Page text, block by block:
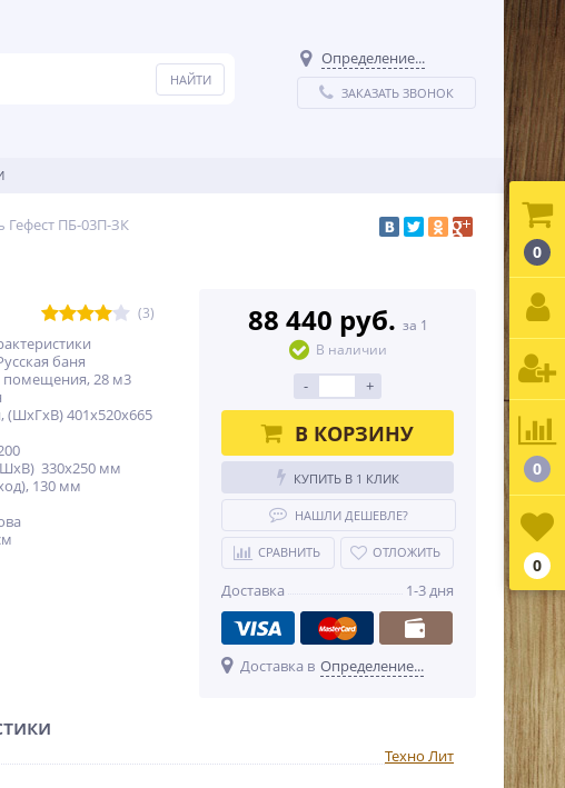
Определение...
ЗАКАЗАТЬ ЗВОНОК
Гефест ПБ-03П-ЗК
(3)
баня
28 м3
(ШхГхВ) 401х520х665
330х250 мм
130 мм
88 440 руб. за 1
В наличии
- +
В КОРЗИНУ
КУПИТЬ В 1 КЛИК
НАШЛИ ДЕШЕВЛЕ?
СРАВНИТЬ ОТЛОЖИТЬ
Доставка 1-3 дня
Доставка в Определение...
Техно Лит
0
0
0